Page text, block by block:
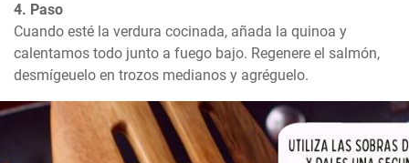
4. Paso
Cuando esté la verdura cocinada, añada la quinoa y
calentamos todo junto a fuego bajo. Regenere el salmón,
desmígeuelo en trozos medianos y agréguelo.